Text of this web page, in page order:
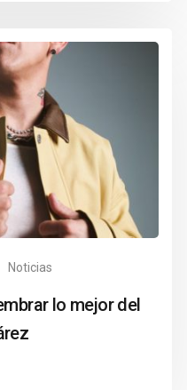
Noticias
lo mejor del